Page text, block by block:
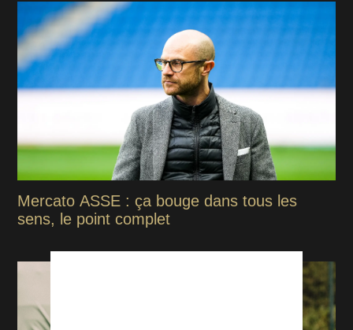
Mercato ASSE : ça bouge dans tous les
sens, le point complet